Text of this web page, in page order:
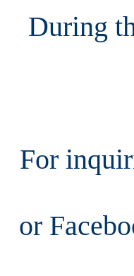
During
For
or